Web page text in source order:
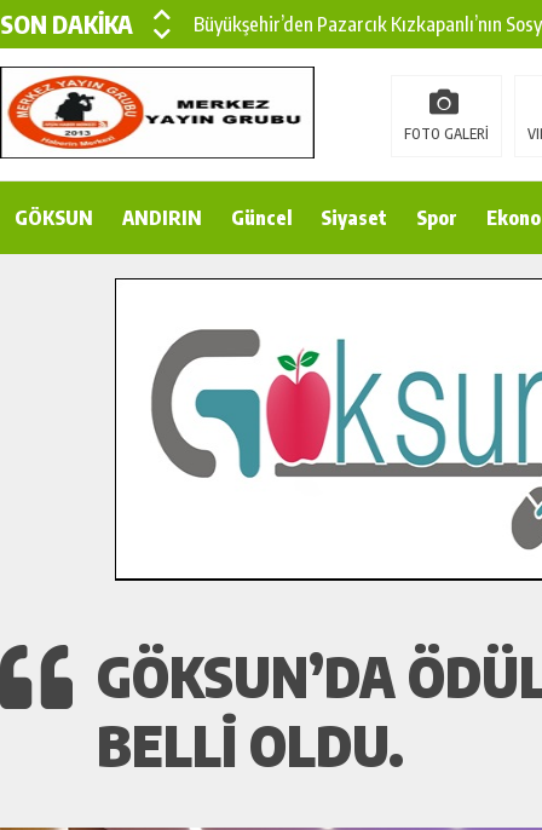
SON DAKİKA
Büyükşehir’den Pazarcık Kızkapanlı’nın
Büyükşehir’den Pazarcık Kırsalına Modern
Çin’den KSÜ’ye Uluslararası Başarı:
Gençler Pusula Maraş Kampında Yeni
İlçe Jandarma Komutanı Karakaya’dan
Bertiz’in Yeni Köprüsünde Sona Doğru.
FOTO GALERİ
GÖKSUN ANDIRIN Güncel Siyaset Spor
GÖKSUN’DA
BELLİ OLDU.